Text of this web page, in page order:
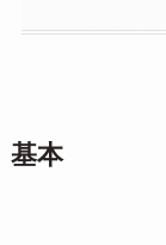
基本